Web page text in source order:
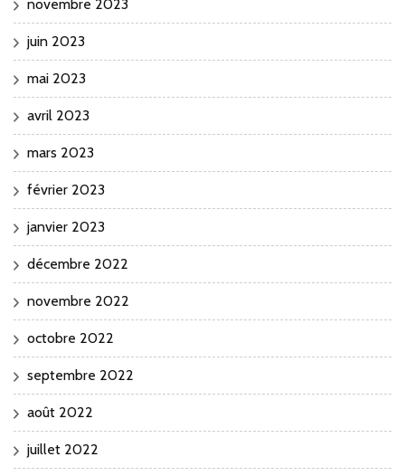
novembre 2023
juin 2023
mai 2023
avril 2023
mars 2023
février 2023
janvier 2023
décembre 2022
novembre 2022
octobre 2022
septembre 2022
août 2022
juillet 2022